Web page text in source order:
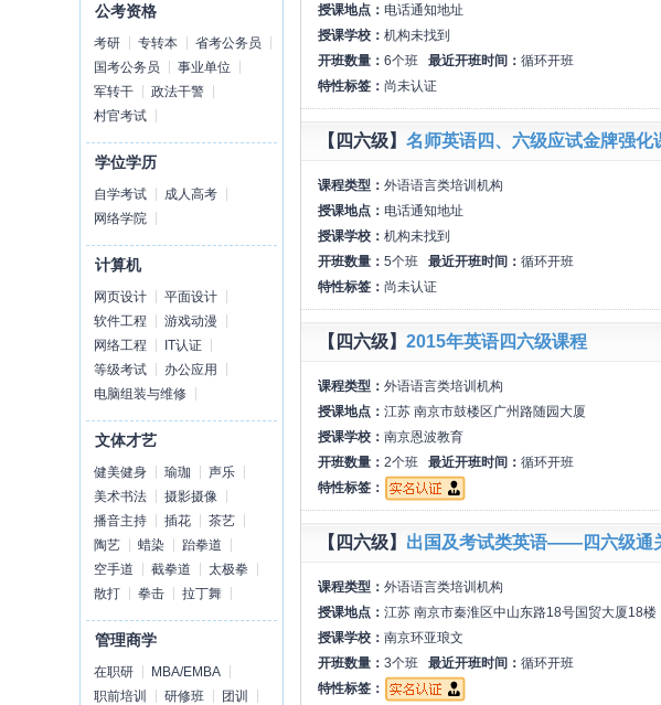
公考资格
考研 专转本
省考公务员
国考公务员
事业单位
军转干
政法干警
村官考试
学位学历
自学考试
成人高考
网络学院
计算机
网页设计
平面设计
软件工程
游戏动漫
网络工程
IT认证
等级考试
办公应用
电脑组装与维修
文体才艺
健美健身 瑜珈
声乐
美术书法
摄影摄像
播音主持
插花
茶艺
陶艺
蜡染
跆拳道
空手道
截拳道
太极拳
散打
拳击 拉丁舞
管理商学
在职研
MBA/EMBA
职前培训
研修班
团训
授课地点： 电话通知地址
授课学校： 机构未找到
开班数量： 6个班 最近开班时间： 循环开班
特性标签： 尚未认证
【四六级】 名师英语四、六级应试金牌强化
课程类型： 外语语言类培训机构
授课地点： 电话通知地址
授课学校： 机构未找到
开班数量： 5个班 最近开班时间： 循环开班
特性标签： 尚未认证
【四六级】 2015年英语四六级课程
课程类型： 外语语言类培训机构
授课地点： 江苏 南京市鼓楼区广州路随园大厦
授课学校： 南京恩波教育
开班数量： 2个班 最近开班时间： 循环开班
特性标签：
【四六级】 出国及考试类英语——四六级通
课程类型： 外语语言类培训机构
授课地点： 江苏 南京市秦淮区中山东路18号国贸大厦18楼
授课学校： 南京环亚琅文
开班数量： 3个班 最近开班时间： 循环开班
特性标签：